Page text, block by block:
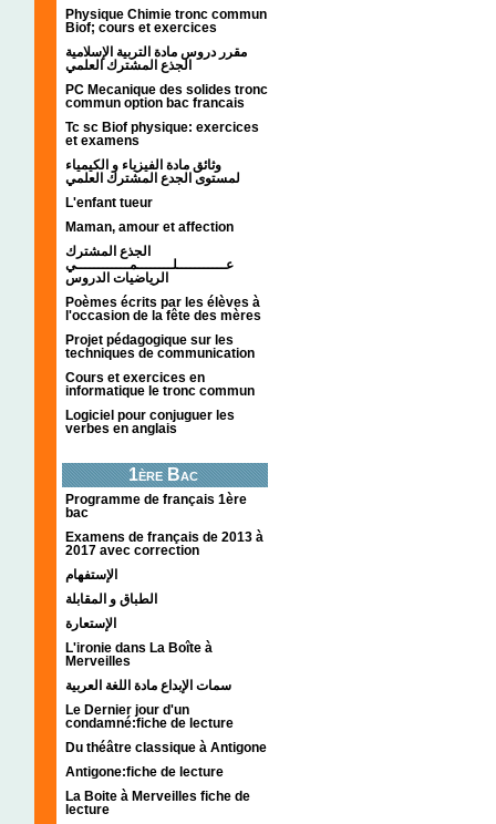
Physique Chimie tronc commun
Biof; cours et exercices
مقرر دروس مادة التربية الإسلامية
الجذع المشترك العلمي
PC Mecanique des solides tronc
commun option bac francais
Tc sc Biof physique: exercices
et examens
وثائق مادة الفيزياء و الكيمياء
L'enfant tueur
Maman, amour et affection
الجذع المشترك
عـــــــــــلــــــــمــــــــــــي
الرياضيات الدروس
Poèmes écrits par les élèves à
l'occasion de la fête des mères
Projet pédagogique sur les
techniques de communication
Cours et exercices en
informatique le tronc commun
Logiciel pour conjuguer les
verbes en anglais
1ère Bac
Programme de français 1ère
bac
Examens de français de 2013 à
2017 avec correction
الإستفهام
الطباق و المقابلة
الإستعارة
L'ironie dans La Boîte à
Merveilles
سمات الإبداع مادة اللغة العربية
Le Dernier jour d'un
condamné:fiche de lecture
Du théâtre classique à Antigone
Antigone:fiche de lecture
La Boite à Merveilles fiche de
lecture